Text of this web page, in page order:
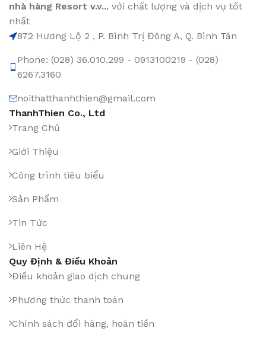
nhà hàng Resort v.v... với chất lượng và dịch vụ tốt
nhất
872 Hương Lộ 2 , P. Bình Trị Đông A, Q. Bình Tân
Phone: (028) 36.010.299 - 0913100219 - (028)
6267.3160
noithatthanhthien@gmail.com
ThanhThien Co., Ltd
Trang Chủ
Giới Thiệu
Công trình tiêu biểu
Sản Phẩm
Tin Tức
Liên Hệ
Quy Định & Điều Khoản
Điều khoản giao dịch chung
Phương thức thanh toán
Chính sách đổi hàng, hoàn tiền